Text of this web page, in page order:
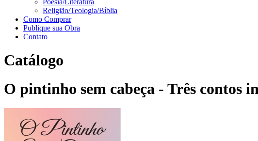
Poesia/Literatura
Religião/Teologia/Bíblia
Como Comprar
Publique sua Obra
Contato
Catálogo
O pintinho sem cabeça - Três contos